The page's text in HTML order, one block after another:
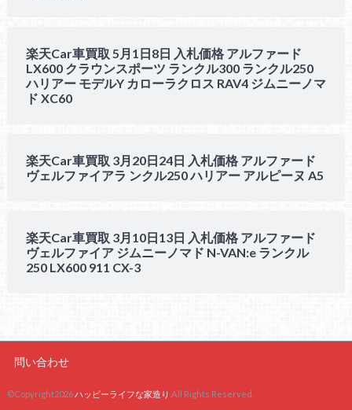
楽天Car車買取 5月1日8日 入札価格 アルファード
LX600 クラウンスポーツ ランクル300 ランクル250
ハリアー モデルY カローラクロス RAV4 ジムニーノマ
ド XC60
楽天Car車買取 3月20日24日 入札価格 アルファード
ヴェルファイアラ ンクル250 ハリアー アルピーヌ A5
楽天Car車買取 3月10日13日 入札価格 アルファード
ヴェルファイア ジムニーノマド N-VAN:e ランクル
250 LX600 911 CX-3
問い合わせ
©Copyright2026ハッピーライフな家造り .All Rights Reserved.